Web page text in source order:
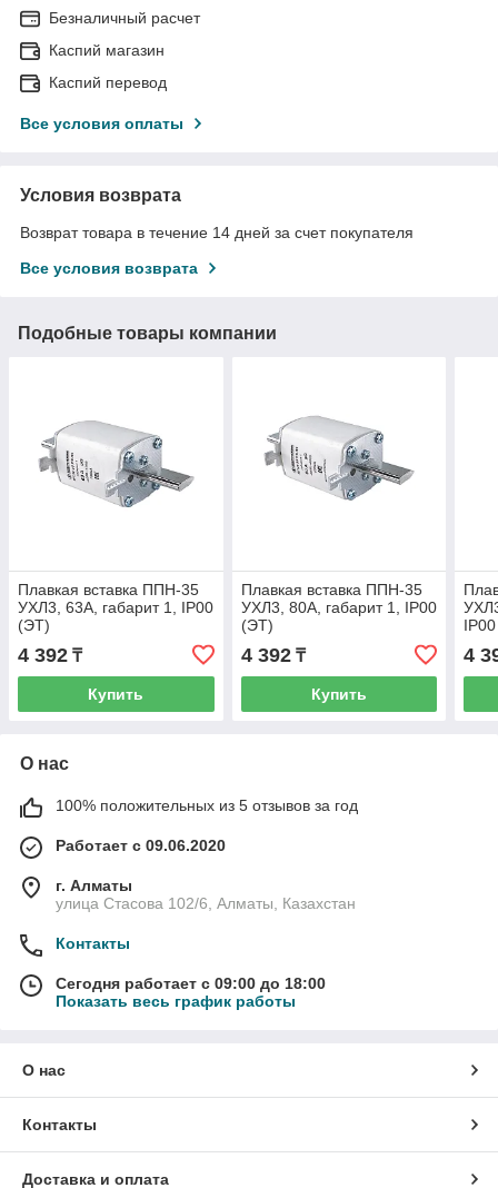
Безналичный расчет
Каспий магазин
Каспий перевод
Все условия оплаты
Условия возврата
Возврат товара в течение 14 дней за счет покупателя
Все условия возврата
Подобные товары компании
Плавкая вставка ППН-35
УХЛ3, 63А, габарит 1, IP00
(ЭТ)
4 392 ₸
Купить
Плавкая вставка ППН-35
УХЛ3, 80А, габарит 1, IP00
(ЭТ)
4 392₸
Купить
4
О нас
100% положительных из 5 отзывов за год
Работает с 09.06.2020
г. Алматы
улица Стасова 102/6, Алматы, Казахстан
Контакты
Сегодня работает с 09:00 до 18:00
Показать весь график работы
О нас
Контакты
Доставка и оплата